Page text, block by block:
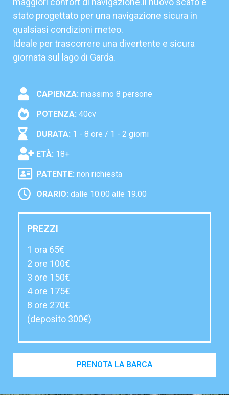
stato progettato per una navigazione sicura in
qualsiasi condizioni meteo.
Ideale per trascorrere una divertente e sicura
giornata sul lago di Garda.
CAPIENZA: massimo 8 persone
POTENZA: 40cv
DURATA: 1 - 8 ore / 1 - 2 giorni
ETÀ: 18+
PATENTE: non richiesta
ORARIO: dalle 10.00 alle 19.00
PREZZI
1 ora 65€
2 ore 100€
3 ore 150€
4 ore 175€
8 ore 270€
(deposito 300€)
PRENOTA LA BARCA